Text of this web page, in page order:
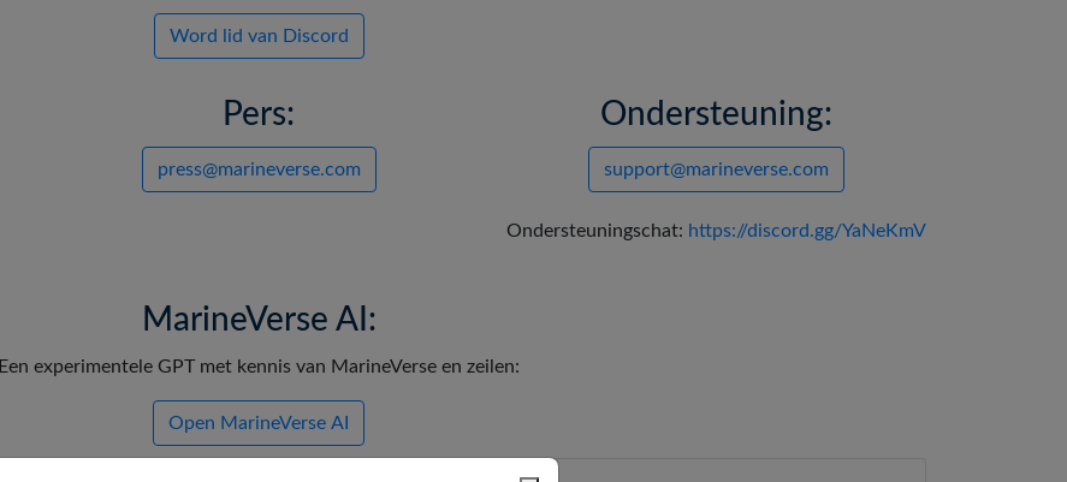
Word lid van Discord
Pers:
press@marineverse.com
Ondersteuning:
support@marineverse.com
Ondersteuningschat: https://discord.gg/YaNeKmV
MarineVerse AI:
Een experimentele GPT met kennis van MarineVerse en zeilen:
Open MarineVerse AI